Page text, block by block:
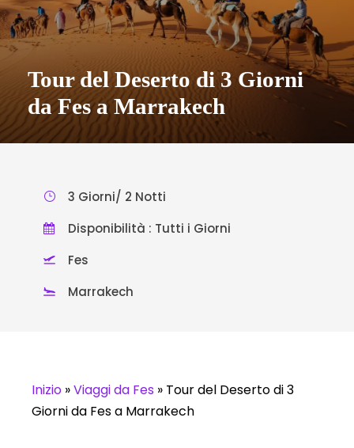
Tour del Deserto di 3 Giorni
da Fes a Marrakech
3 Giorni/ 2 Notti
Disponibilità : Tutti i Giorni
Fes
Marrakech
Inizio »Viaggi da Fes » Tour del Deserto di 3
Giorni da Fes a Marrakech